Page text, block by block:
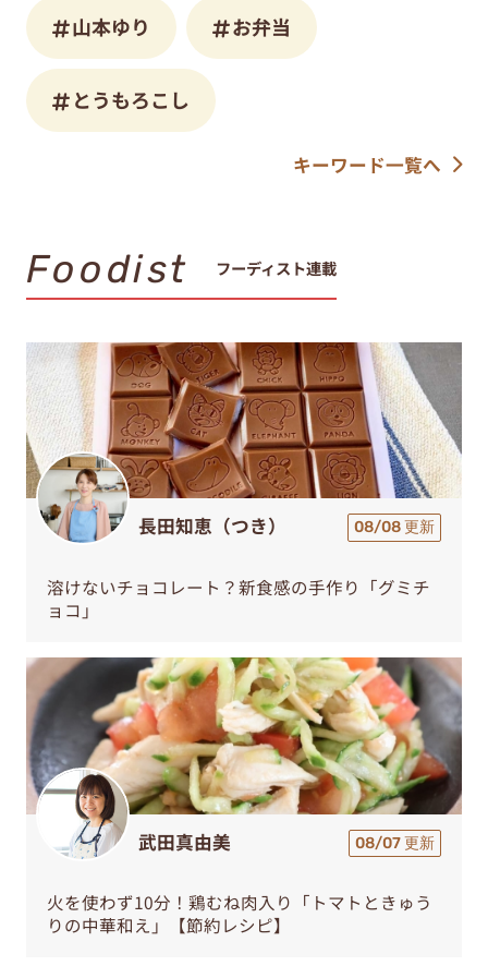
山本ゆり お弁当
とうもろこし
キーワード一覧へ
Foodist フーディスト連載
長田知恵（つき） 08/08 更新
溶けないチョコレート？新食感の手作り「グミチ
ョコ」
武田真由美 08/07 更新
火を使わず10分！鶏むね肉入り「トマトときゅう
りの中華和え」【節約レシピ】